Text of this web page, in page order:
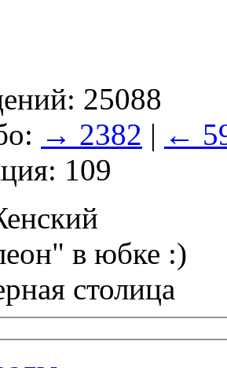
25088
→ 2382 | ←
109
в юбке :)
столица